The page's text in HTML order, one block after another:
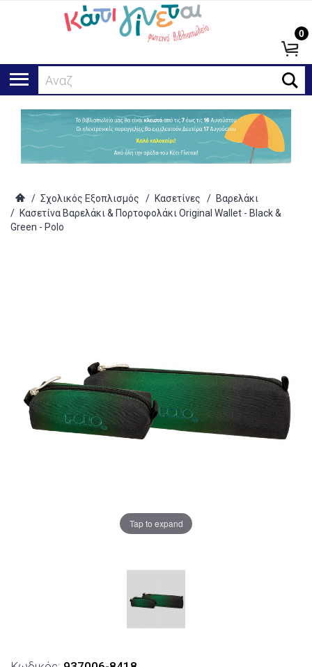
Αναζήτη
0
/ Σχολικός Εξοπλισμός / Κασετίνες / Βαρελάκι
/ Κασετίνα Βαρελάκι & Πορτοφολάκι Original Wallet - Black &
Green - Polo
Tap to expand